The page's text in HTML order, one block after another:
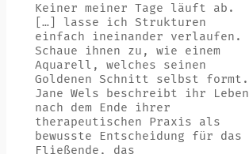
Keiner meiner Tage läuft ab.
[…] lasse ich Strukturen
einfach ineinander verlaufen.
Schaue ihnen zu, wie einem
Aquarell, welches seinen
Goldenen Schnitt selbst formt.
Jane Wels beschreibt ihr Leben
nach dem Ende ihrer
therapeutischen Praxis als
bewusste Entscheidung für das
Fließende, das